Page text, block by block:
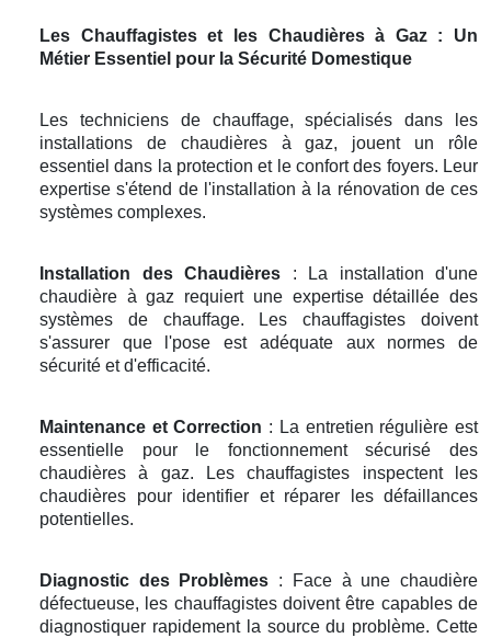
Les Chauffagistes et les Chaudières à Gaz : Un
Métier Essentiel pour la Sécurité Domestique
Les techniciens de chauffage, spécialisés dans les
installations de chaudières à gaz, jouent un rôle
essentiel dans la protection et le confort des foyers. Leur
expertise s'étend de l'installation à la rénovation de ces
systèmes complexes.
Installation des Chaudières : La installation d'une
chaudière à gaz requiert une expertise détaillée des
systèmes de chauffage. Les chauffagistes doivent
s'assurer que l'pose est adéquate aux normes de
sécurité et d'efficacité.
Maintenance et Correction : La entretien régulière est
essentielle pour le fonctionnement sécurisé des
chaudières à gaz. Les chauffagistes inspectent les
chaudières pour identifier et réparer les défaillances
potentielles.
Diagnostic des Problèmes : Face à une chaudière
défectueuse, les chauffagistes doivent être capables de
diagnostiquer rapidement la source du problème. Cette